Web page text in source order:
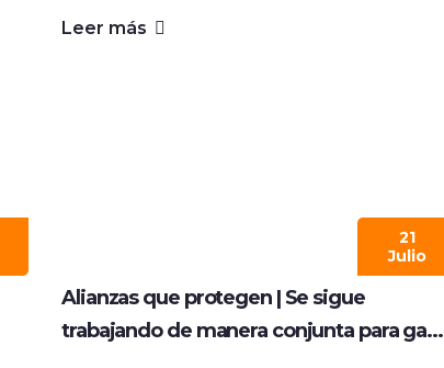
Leer más
21
Julio
Alianzas que protegen | Se sigue
trabajando de manera conjunta para ga...